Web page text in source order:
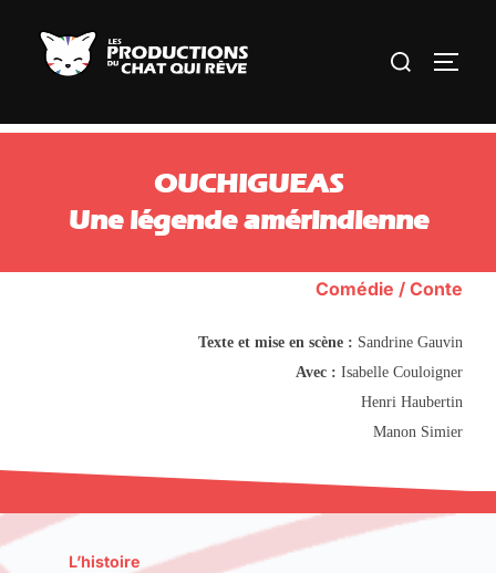
contenu
Rechercher :
OUCHIGUEAS
Une légende amérindienne
Comédie / Conte
Texte et mise en scène : Sandrine Gauvin
Avec : Isabelle Couloigner
Henri Haubertin
Manon Simier
L’histoire